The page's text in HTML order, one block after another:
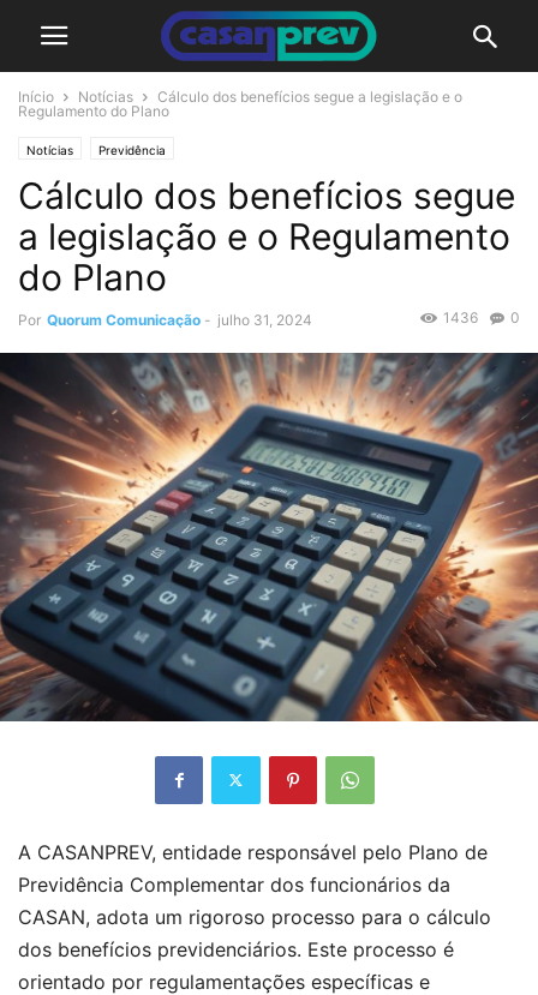
Início Notícias
Cálculo dos benefícios segue a legislação e o
Regulamento do Plano
Notícias Previdência
Cálculo dos benefícios segue
a legislação e o Regulamento
do Plano
Por Quorum Comunicação - julho 31, 2024 0
1436
A CASANPREV, entidade responsável pelo Plano de
Previdência Complementar dos funcionários da
CASAN, adota um rigoroso processo para o cálculo
dos benefícios previdenciários. Este processo é
orientado por regulamentações específicas e